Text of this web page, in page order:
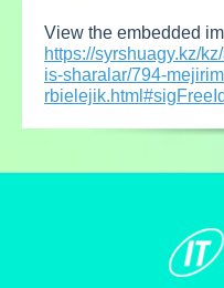
View the embedded
https://syrshuagy.kz/
is-sharalar/794-